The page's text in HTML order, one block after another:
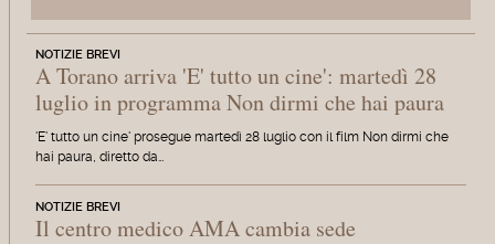
NOTIZIE BREVI
A Torano arriva 'E' tutto un cine': martedì 28
luglio in programma Non dirmi che hai paura
'E' tutto un cine' prosegue martedì 28 luglio con il film Non dirmi che
hai paura, diretto da…
NOTIZIE BREVI
Il centro medico AMA cambia sede